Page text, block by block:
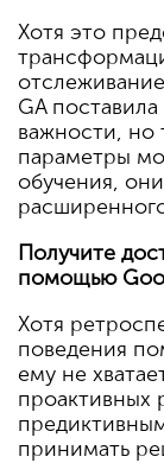
Хотя это
GA
важности, но
параметры
обучения,
Получите
помощью
Хотя
поведения
ему не
принимать